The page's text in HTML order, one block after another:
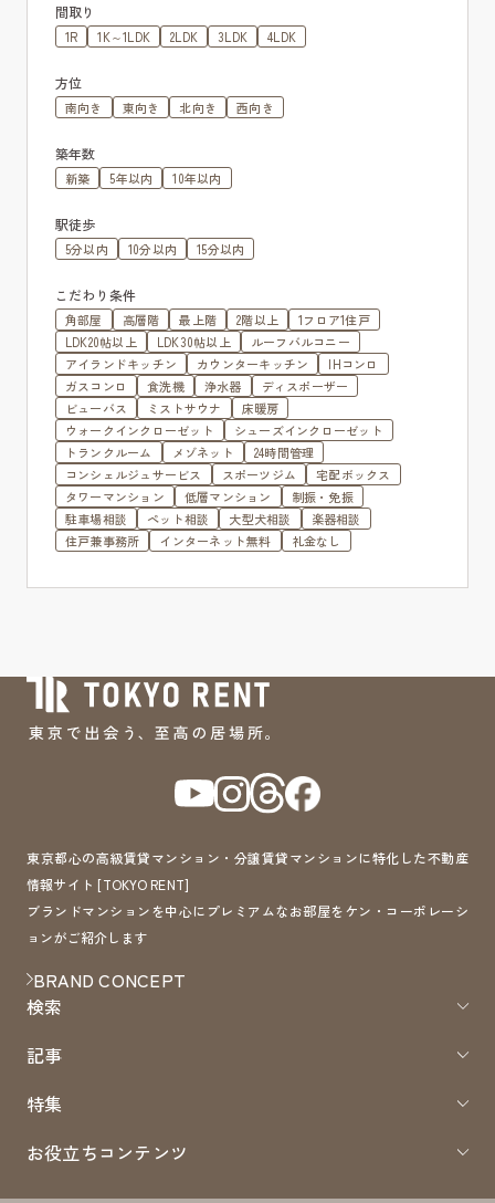
間取り
1R 1K～1LDK 2LDK 3LDK 4LDK
方位
南向き 東向き 北向き 西向き
築年数
新築 5年以内 10年以内
駅徒歩
5分以内 10分以内 15分以内
こだわり条件
角部屋 高層階 最上階 2階以上
1フロア1住戸
LDK20帖以上
LDK30帖以上
ルーフバルコニー
アイランドキッチン
カウンターキッチン
IHコンロ
ガスコンロ
食洗機 浄水器
ディスポーザー
ビューバス
ミストサウナ
床暖房
ウォークインクローゼット
シューズインクローゼット
トランクルーム
メゾネット
24時間管理
コンシェルジュサービス
スポーツジム
宅配ボックス
タワーマンション
低層マンション
制振・免振
駐車場相談
ペット相談 大型犬相談
楽器相談
住戸兼事務所
インターネット無料 礼金なし
東京都心の高級賃貸マンション・分譲賃貸マンションに特化した不動産
情報サイト [TOKYO RENT]
ブランドマンションを中心にプレミアムなお部屋をケン・コーポレーシ
ョンがご紹介します
BRAND CONCEPT
検索
記事
特集
お役立ちコンテンツ